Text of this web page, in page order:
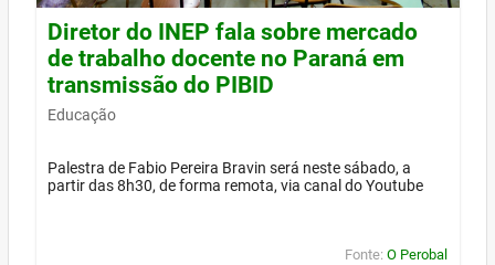
Diretor do INEP fala sobre mercado
de trabalho docente no Paraná em
transmissão do PIBID
Educação
Palestra de Fabio Pereira Bravin será neste sábado, a
partir das 8h30, de forma remota, via canal do Youtube
Fonte: O Perobal